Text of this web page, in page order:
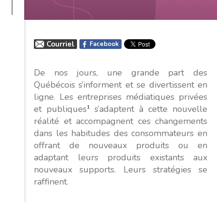
Courriel Facebook
De nos jours, une grande part des
Québécois s’informent et se divertissent en
ligne. Les entreprises médiatiques privées
et publiques1
s’adaptent à cette nouvelle
réalité et accompagnent ces changements
dans les habitudes des consommateurs en
offrant de nouveaux produits ou en
adaptant leurs produits existants aux
nouveaux supports. Leurs stratégies se
raffinent.